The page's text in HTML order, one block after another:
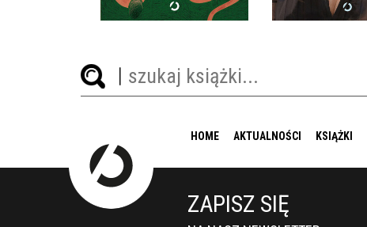
HOME AKTUALNOŚCI KSIĄŻKI
ZAPISZ SIĘ